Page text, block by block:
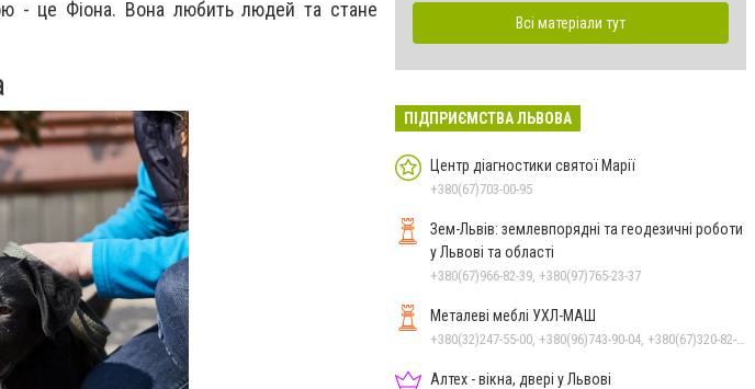
- це Фіона. Вона любить людей та стане
Всі матеріали тут
ПІДПРИЄМСТВА ЛЬВОВА
Центр діагностики святої Марії
+380(67)703-00-95
Зем-Львів: землевпорядні та геодезичні роботи
у Львові та області
+380(67)966-82-39, +380(97)765-23-37
Металеві меблі УХЛ-МАШ
Алтех - вікна, двері у Львові